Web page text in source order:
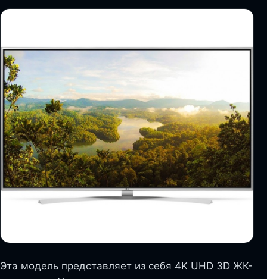
Эта модель представляет из себя 4K UHD 3D ЖК-